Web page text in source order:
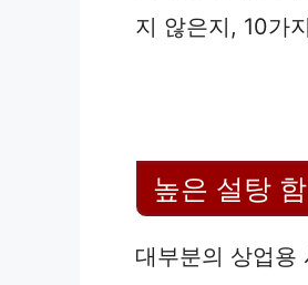
지 않은지, 10가
높은 설탕
대부분의 상업용